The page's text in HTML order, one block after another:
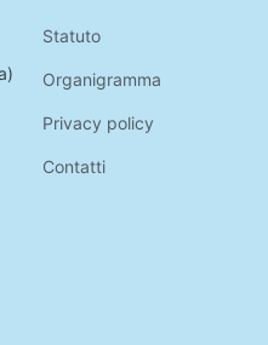
Statuto
Organigramma
Privacy policy
Contatti